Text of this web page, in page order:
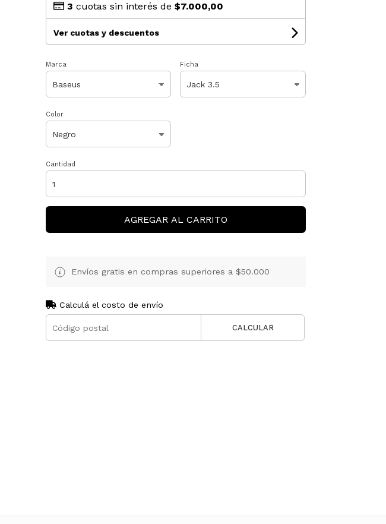
3 cuotas sin interés de $7.000,00
Ver cuotas y descuentos
Marca Ficha
Color
Cantidad
AGREGAR AL CARRITO
Envíos gratis en compras superiores a $50.000
Calculá el costo de envío
CALCULAR